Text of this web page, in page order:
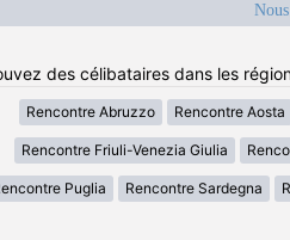
des célibataires dans les
Rencontre Abruzzo Rencontre Aosta
Rencontre Friuli-Venezia Giulia
Puglia Rencontre Sardegna